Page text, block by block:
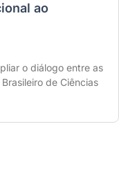
ao
o diálogo entre as
de Ciências